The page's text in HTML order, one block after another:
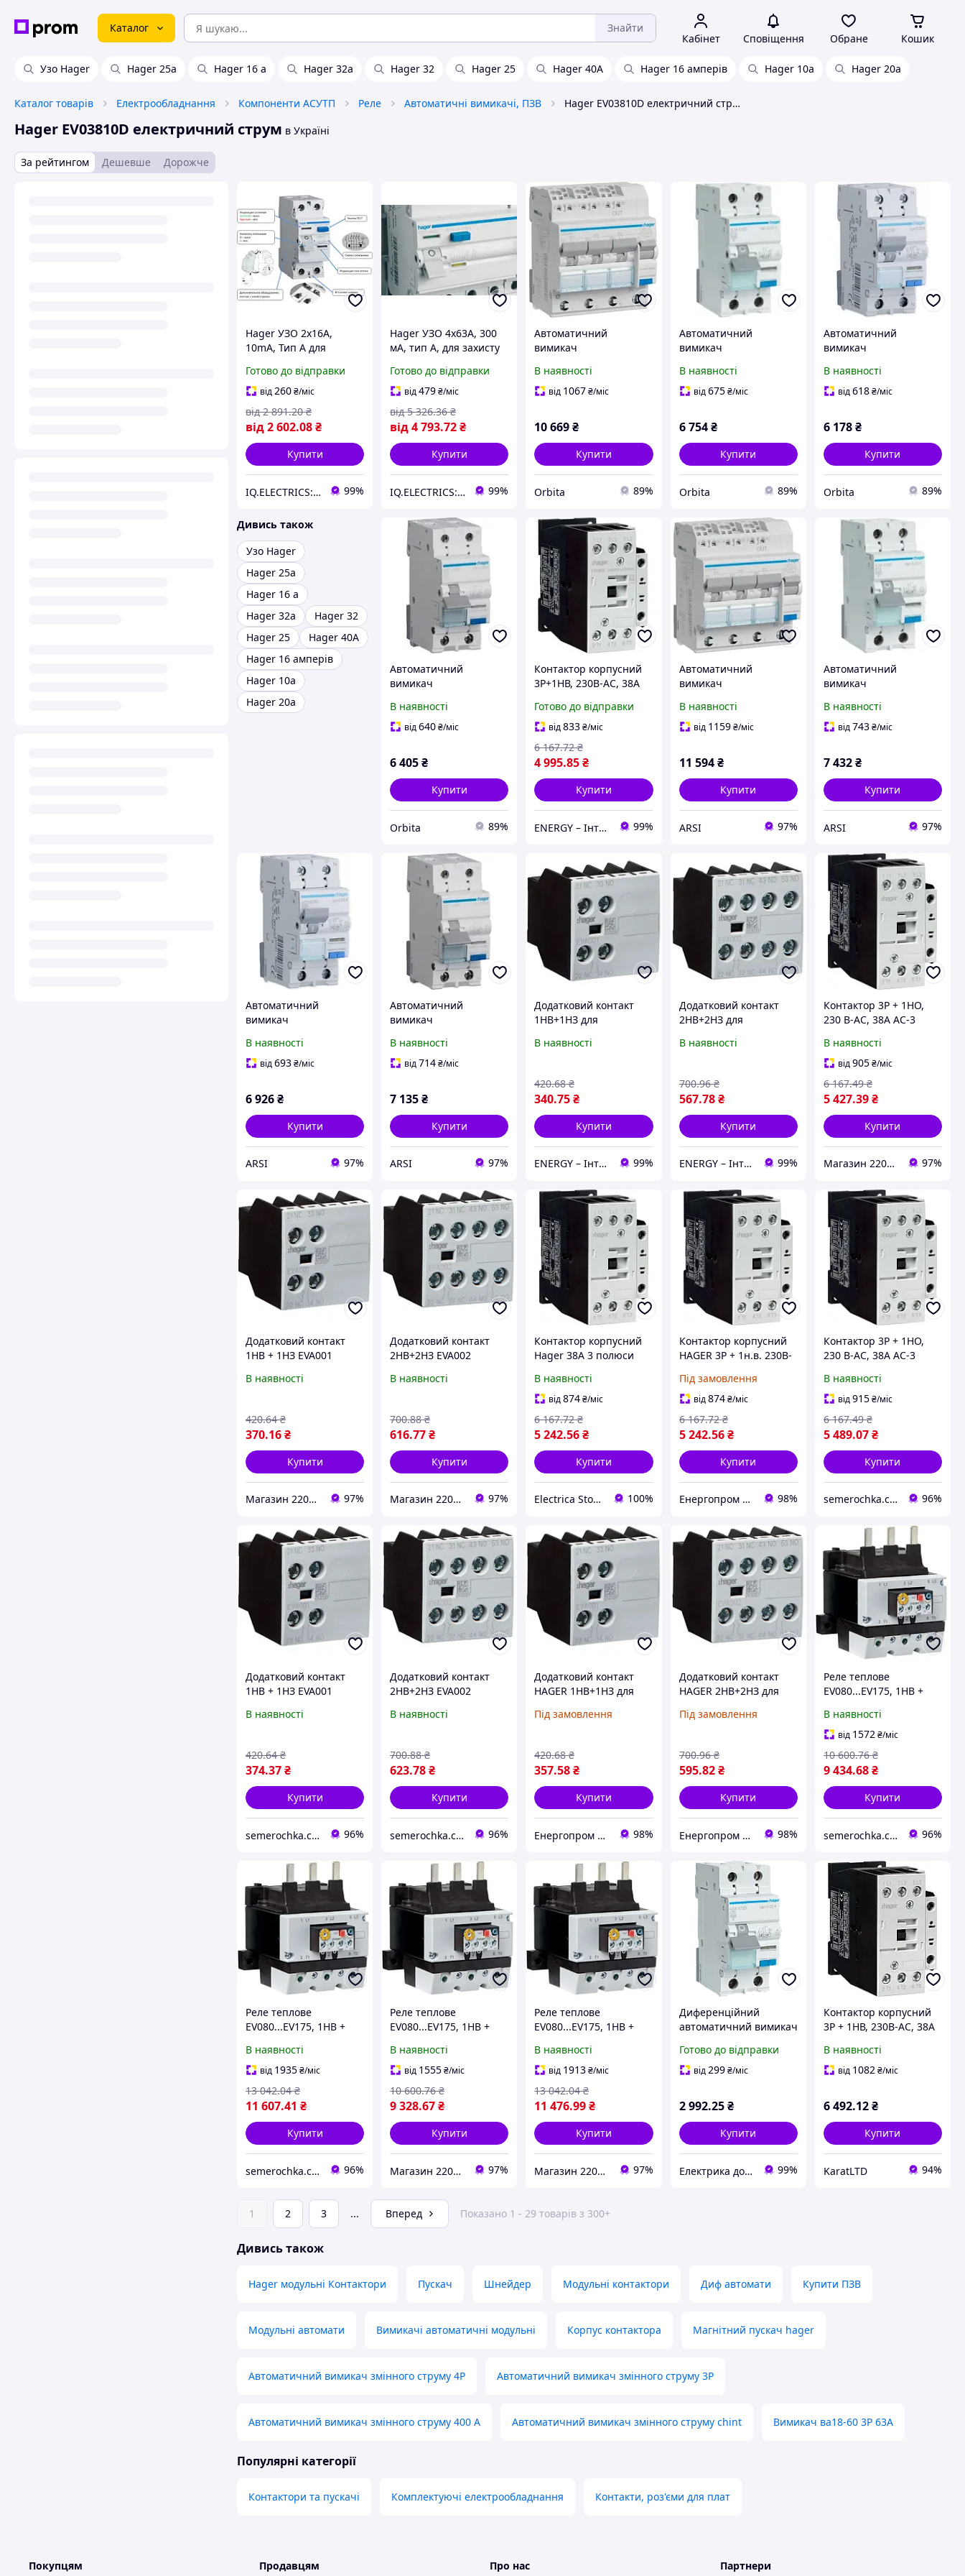
Каталог Знайти
Кабінет Сповіщення Обране Кошик
Узо Hager Hager 25a Hager 16 a Hager 32a Hager 32 Hager 25 Hager 40А Hager 16 амперів Hager 10a Hager 20a
Каталог товарів Електрообладнання Компоненти АСУТП Реле Автоматичні вимикачі, ПЗВ Hager EV03810D електричний струм
Hager EV03810D електричний струм в Україні
За рейтингом Дешевше Дорожче
Hager УЗО 2x16A,
10mA, Тип A для
електричного струму
на DIN-рейку
Готово до відправки
від260₴/міс
від2 602.08₴
від 2 891.20 ₴
Купити
IQ.ELECTRICS: купити електрику оптом 99%
Hager УЗО 4x63A, 300
мА, тип A, для захисту
струму, DIN рейка
Готово до відправки
від479₴/міс
від4 793.72₴
від 5 326.36 ₴
Купити
IQ.ELECTRICS: купити електрику оптом 99%
Автоматичний
вимикач
Hager ADZ316D 3X1P+N
16A 30mA
В наявності
від 1067₴/міс
10 669₴
Купити
Orbita 89%
Автоматичний
вимикач
Hager Ada916D
16A/30mA Тип A
В наявності
від675 ₴/міс
6 754 ₴
Купити
Orbita 89%
Автоматичний
вимикач
HAGER ADC920D
В наявності
від618₴/міс
6 178₴
Купити
Orbita 89%
Дивись також
Узо Hager
Hager 25a
Hager 16 a
Hager 32a
Hager 32
Hager 25
Hager 40А
Hager 16 амперів
Hager 10a
Hager 20a
Автоматичний
вимикач
HAGER ADC925D 1P+N
25A 30mA
В наявності
від640₴/міс
6 405₴
Купити
Orbita 89%
Контактор корпусний
3P+1НВ, 230В-АС, 38А
Готово до відправки
від833₴/міс
4 995.85₴
6 167.72 ₴
Купити
ENERGY – Інтернет-магазин електротоварів 99%
Автоматичний
вимикач
Hager Adz316D Rcbo 3 X
1P+N 6Ka B 16A 30mA (A
В наявності
від 1159 ₴/міс
11 594 ₴
Купити
ARSI 97%
Автоматичний
вимикач
Hager Polo Надмірно-
струмовий 16A/30mA
В наявності
від743₴/міс
7 432₴
Купити
ARSI 97%
Автоматичний
вимикач
HAGER RCBO Вимикач
диференційного струму
В наявності
від693₴/міс
6 926₴
Купити
ARSI 97%
Автоматичний
вимикач
HAGER RCBO Вимикач
диференційного струму
В наявності
від714₴/міс
7 135₴
Купити
ARSI 97%
Додатковий контакт
1НВ+1НЗ для
EV038-10, EVN022
В наявності
340.75₴
420.68 ₴
Купити
ENERGY – Інтернет-магазин електротоварів 99%
Додатковий контакт
2НВ+2НЗ для
EV038-10, EVN022
В наявності
567.78 ₴
700.96 ₴
Купити
ENERGY – Інтернет-магазин електротоварів 99%
Контактор 3P + 1НО,
230 В-АС, 38А AC-3
корпусний магнітний
пускач силовий, Хагер
В наявності
від905₴/міс
5 427.39₴
6 167.49 ₴
Купити
Магазин 220Vip 97%
Додатковий контакт
1НВ + 1НЗ EVA001
10...EV038-10,
EVL014...EVL027 Hager
В наявності
370.16₴
420.64 ₴
Купити
Магазин 220Vip 97%
Додатковий контакт
2НВ+2НЗ EVA002
10...EV038-10,
EVL014...EVL027 Hager
В наявності
616.77₴
700.88 ₴
Купити
Магазин 220Vip 97%
Контактор корпусний
Hager 38А 3 полюси
EV03810C
В наявності
від874₴/міс
5 242.56₴
6 167.72 ₴
Купити
Electrica Store - інтернет магазин электрообладнання 100%
Контактор корпусний
HAGER 3P + 1н.в. 230В-
Під замовлення
від874 ₴/міс
5 242.56 ₴
6 167.72 ₴
Купити
Енергопром АО 98%
Контактор 3P + 1НО,
230 В-АС, 38А AC-3
корпусний магнітний
пускач силовий, Хагер
щитовий
В наявності
від915₴/міс
5 489.07₴
6 167.49 ₴
Купити
semerochka.com.ua 96%
Додатковий контакт
1НВ + 1НЗ EVA001
10...EV038-10,
EVL014...EVL027 Hager
В наявності
374.37₴
420.64 ₴
Купити
semerochka.com.ua 96%
Додатковий контакт
2НВ+2НЗ EVA002
10...EV038-10,
EVL014...EVL027 Hager
В наявності
623.78₴
700.88 ₴
Купити
semerochka.com.ua 96%
Додатковий контакт
HAGER 1НВ+1НЗ для
EVN022 EVN045 EVL014
Під замовлення
357.58₴
420.68 ₴
Купити
Енергопром АО 98%
Додатковий контакт
HAGER 2НВ+2НЗ для
EVN022 EVN045 EVL014
Під замовлення
595.82 ₴
700.96 ₴
Купити
Енергопром АО 98%
Реле теплове
EV080...EV175, 1НВ +
Hager, для контакторів
Хагер електротеплове
В наявності
від 1572₴/міс
9 434.68₴
10 600.76 ₴
Купити
semerochka.com.ua 96%
Реле теплове
EV080...EV175, 1НВ +
Hager, для контакторів
Хагер електротеплове
В наявності
від 1935₴/міс
11 607.41 ₴
13 042.04 ₴
Купити
semerochka.com.ua 96%
Реле теплове
EV080...EV175, 1НВ +
Hager, для контакторів
Хагер електротеплове
В наявності
від 1555₴/міс
9 328.67₴
10 600.76 ₴
Купити
Магазин 220Vip 97%
Реле теплове
EV080...EV175, 1НВ +
Hager, для контакторів
Хагер електротеплове
В наявності
від 1913₴/міс
11 476.99₴
13 042.04 ₴
Купити
Магазин 220Vip 97%
Диференційний
автоматичний вимикач
ADA970D для захисту
електричних мереж від
Готово до відправки
від299 ₴/міс
2 992.25 ₴
Купити
Електрика до дрібниць 99%
Контактор корпусний
3P + 1НВ, 230В-АС, 38А
В наявності
від 1082₴/міс
6 492.12₴
Купити
KaratLTD 94%
1 2 3 ... Вперед Показано 1 - 29 товарів з 300+
Дивись також
Hager модульні Контактори Пускач Шнейдер Модульні контактори Диф автомати Купити ПЗВ
Модульні автомати Вимикачі автоматичні модульні Корпус контактора Магнітний пускач hager
Автоматичний вимикач змінного струму 4P Автоматичний вимикач змінного струму 3P
Автоматичний вимикач змінного струму 400 А Автоматичний вимикач змінного струму chint Вимикач ва18-60 3Р 63А
Популярні категорії
Контактори та пускачі Комплектуючі електрообладнання Контакти, роз'єми для плат
Покупцям Продавцям Про нас Партнери